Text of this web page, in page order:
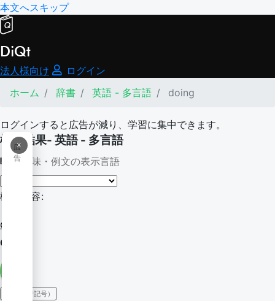
本文へスキップ
DiQt
法人様向け
ログイン
ホーム
辞書 英語 - 多言語 doing
ログインすると広告が減り、学習に集中できます。
×
広
告
検索結果- 英語 - 多言語
意味・例文の表示言語
検索内容:
doing
doing
IPA（発音記号）